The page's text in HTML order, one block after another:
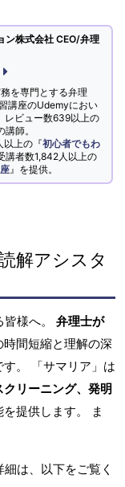
ン株式会社 CEO/弁理
を専門とする弁理
講座のUdemyにおい
ビュー数639以上の
師。
以上の『初心者でもわ
講者数1,842人以上の
』を提供。
解アシスタ
様へ。 弁理士が
間短縮と理解の深
。 「サマリア」は
リーニング、発明
提供します。 ま
細は、以下をご覧く